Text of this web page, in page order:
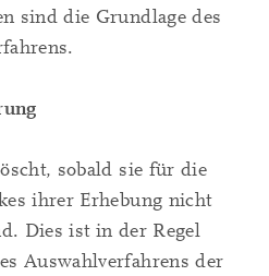
sind die Grundlage des
sobald sie für die
ihrer Erhebung nicht
Dies ist in der Regel
Auswahlverfahrens der